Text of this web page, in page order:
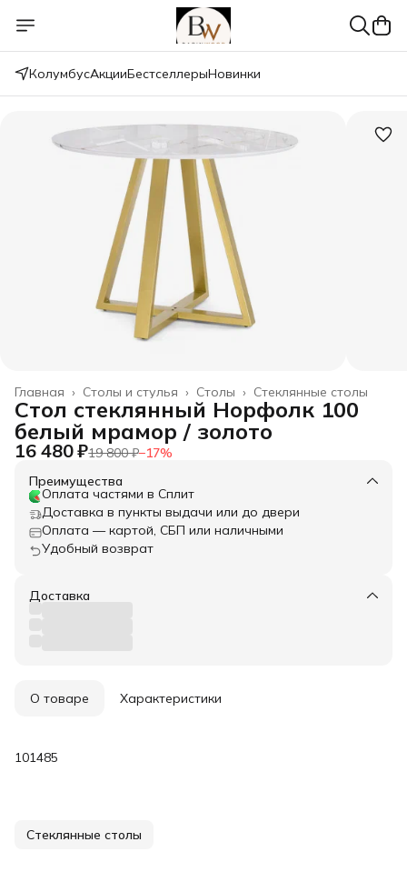
КолумбусАкцииБестселлерыНовинки
Стеклянные столы
Столы ›
Столы и стулья ›
Главная ›
Стол стеклянный Норфолк 100
белый мрамор / золото
16 480 ₽19 800 ₽−17%
Преимущества
Оплата частями в Сплит
Доставка в пункты выдачи или до двери
Оплата — картой, СБП или наличными
Удобный возврат
Доставка
О товаре Характеристики
101485
Стеклянные столы